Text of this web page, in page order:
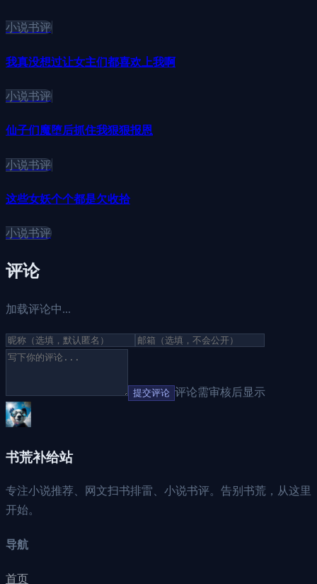
小说书评
我真没想过让女主们都喜欢上我啊
小说书评
仙子们魔堕后抓住我狠狠报恩
小说书评
这些女妖个个都是欠收拾
小说书评
评论
加载评论中...
提交评论 评论需审核后显示
书荒补给站
专注小说推荐、网文扫书排雷、小说书评。告别书荒，从这里
开始。
导航
首页